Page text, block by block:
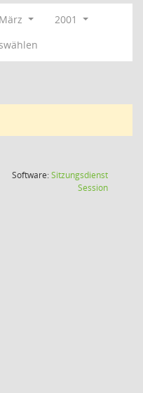
März
2001
Software:Sitzungsdienst
Session(Wird in